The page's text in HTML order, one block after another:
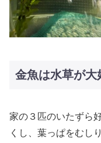
金魚は水草が大
家の３匹のいたずら
くし、葉っぱをむし